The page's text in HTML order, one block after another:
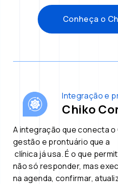
Conheça o
Integração e
Chiko
A integração que conecta o
gestão e prontuário que a
clínica já usa. É o que
não só responder, mas
na agenda, confirmar,